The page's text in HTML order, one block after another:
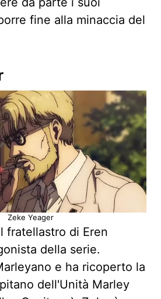
fine alla minaccia del
Zeke Yeager
fratellastro di Eren
della serie.
e ha ricoperto la
dell'Unità Marley